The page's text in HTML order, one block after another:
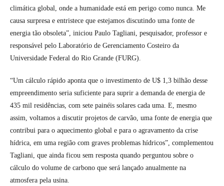
climática global, onde a humanidade está em perigo como nunca. Me
causa surpresa e entristece que estejamos discutindo uma fonte de
energia tão obsoleta”, iniciou Paulo Tagliani, pesquisador, professor e
responsável pelo Laboratório de Gerenciamento Costeiro da
Universidade Federal do Rio Grande (FURG).
“Um cálculo rápido aponta que o investimento de U$ 1,3 bilhão desse
empreendimento seria suficiente para suprir a demanda de energia de
435 mil residências, com sete painéis solares cada uma. E, mesmo
assim, voltamos a discutir projetos de carvão, uma fonte de energia que
contribui para o aquecimento global e para o agravamento da crise
hídrica, em uma região com graves problemas hídricos”, complementou
Tagliani, que ainda ficou sem resposta quando perguntou sobre o
cálculo do volume de carbono que será lançado anualmente na
atmosfera pela usina.